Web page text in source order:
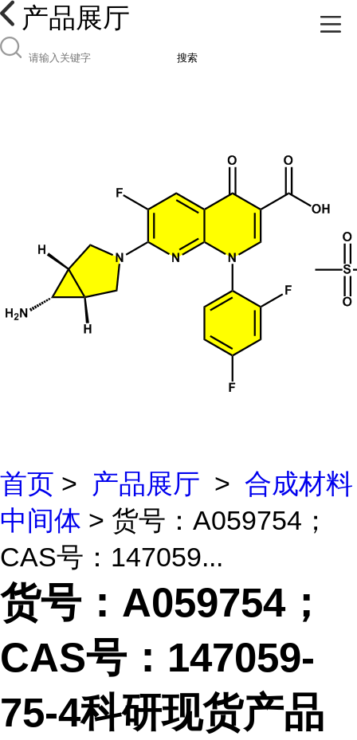
产品展厅
搜索
首页 > 产品展厅 > 合成材料
中间体 > 货号：A059754；
CAS号：147059...
货号：A059754；
CAS号：147059-
75-4科研现货产品